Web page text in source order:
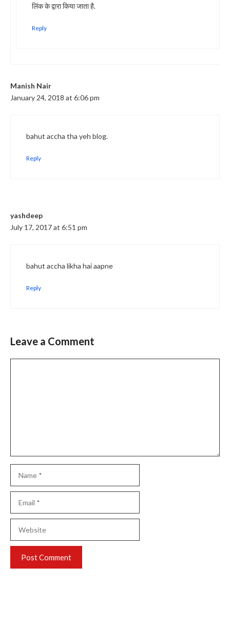
लिंक के द्वारा किया जाता है.
Reply
Manish Nair
January 24, 2018 at 6:06 pm
bahut accha tha yeh blog.
Reply
yashdeep
July 17, 2017 at 6:51 pm
bahut accha likha hai aapne
Reply
Leave a Comment